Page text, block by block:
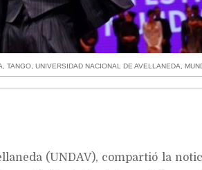
,TANGO ,UNIVERSIDAD NACIONAL DE AVELLANEDA ,
(UNDAV), compartió la